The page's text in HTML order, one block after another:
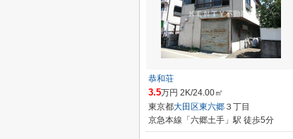
恭和荘
3.5万円 2K/24.00㎡
東京都大田区東六郷 ３丁目
京急本線「六郷土手」駅 徒歩5分